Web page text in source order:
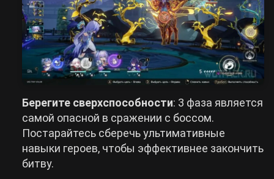
Берегите сверхспособности: 3 фаза является
самой опасной в сражении с боссом.
Постарайтесь сберечь ультимативные
навыки героев, чтобы эффективнее закончить
битву.